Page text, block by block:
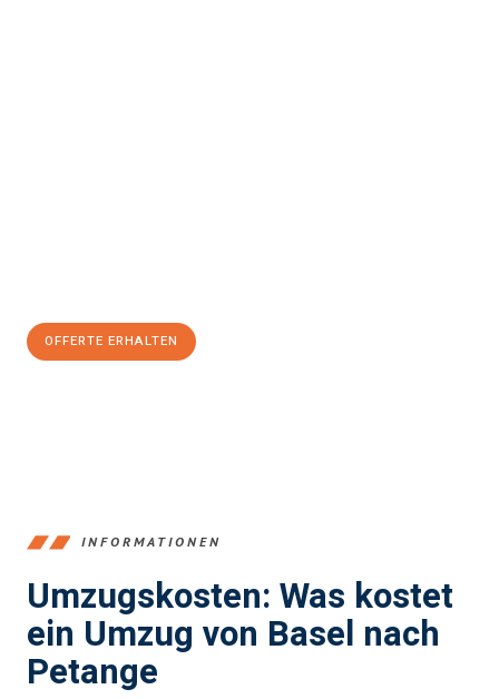
OFFERTE ERHALTEN
INFORMATIONEN
Umzugskosten: Was kostet
ein Umzug von Basel nach
Petange